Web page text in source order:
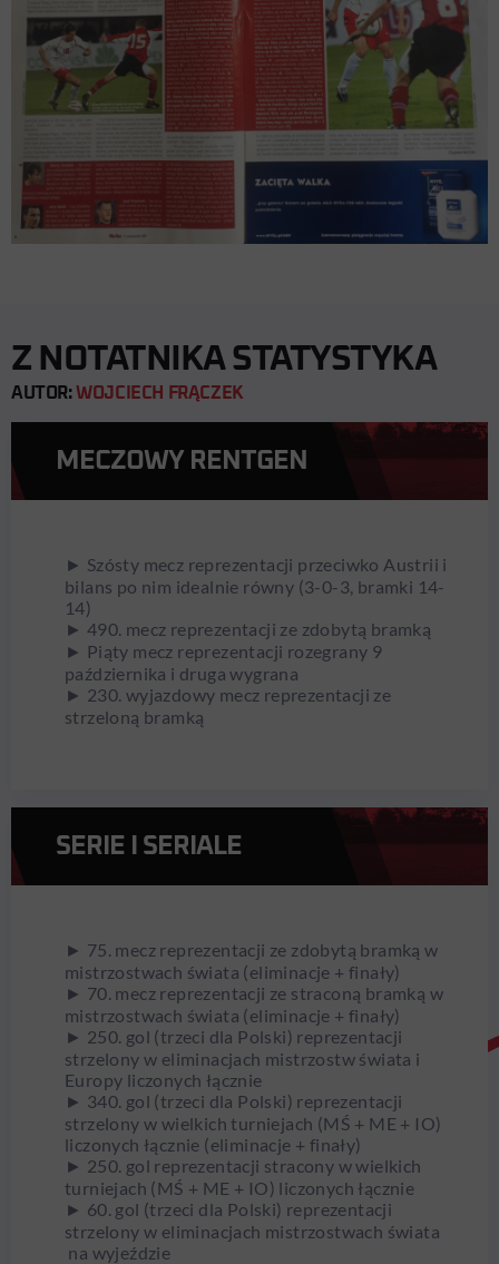
Z NOTATNIKA STATYSTYKA
AUTOR: WOJCIECH FRĄCZEK
MECZOWY RENTGEN
► Szósty mecz reprezentacji przeciwko Austrii i
bilans po nim idealnie równy (3-0-3, bramki 14-
14)
► 490. mecz reprezentacji ze zdobytą bramką
► Piąty mecz reprezentacji rozegrany 9
października i druga wygrana
► 230. wyjazdowy mecz reprezentacji ze
strzeloną bramką
SERIE I SERIALE
► 75. mecz reprezentacji ze zdobytą bramką w
mistrzostwach świata (eliminacje + finały)
► 70. mecz reprezentacji ze straconą bramką w
mistrzostwach świata (eliminacje + finały)
► 250. gol (trzeci dla Polski) reprezentacji
strzelony w eliminacjach mistrzostw świata i
Europy liczonych łącznie
► 340. gol (trzeci dla Polski) reprezentacji
strzelony w wielkich turniejach (MŚ + ME + IO)
liczonych łącznie (eliminacje + finały)
► 250. gol reprezentacji stracony w wielkich
turniejach (MŚ + ME + IO) liczonych łącznie
► 60. gol (trzeci dla Polski) reprezentacji
strzelony w eliminacjach mistrzostwach świata
na wyjeździe